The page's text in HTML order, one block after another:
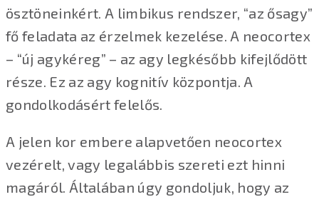
ösztöneinkért. A limbikus rendszer, “az ősagy”
fő feladata az érzelmek kezelése. A neocortex
– “új agykéreg” – az agy legkésőbb kifejlődött
része. Ez az agy kognitív központja. A
gondolkodásért felelős.
A jelen kor embere alapvetően neocortex
vezérelt, vagy legalábbis szereti ezt hinni
magáról. Általában úgy gondoljuk, hogy az